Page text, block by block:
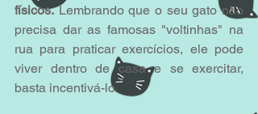
físicos. Lembrando que o seu gato não
precisa dar as famosas "voltinhas" na
rua para praticar exercícios, ele pode
viver dentro de casa e se exercitar,
basta incentivá-lo.